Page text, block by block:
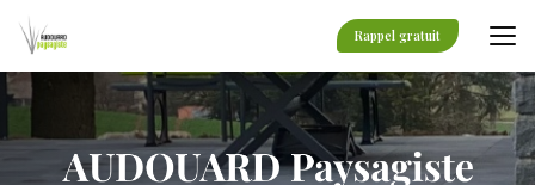
contenu
principal
Rappel gratuit